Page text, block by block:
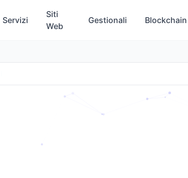
Servizi
Siti
Web
Gestionali Blockchain